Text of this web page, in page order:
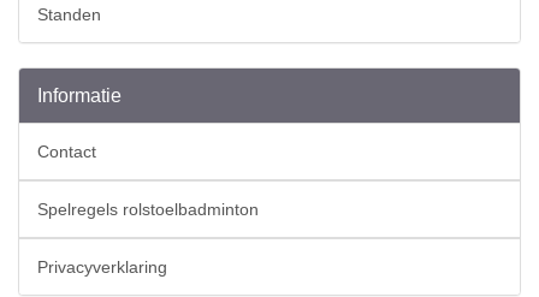
Standen
Informatie
Contact
Spelregels rolstoelbadminton
Privacyverklaring